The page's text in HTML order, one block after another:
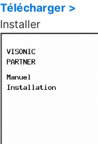
Télécharger >
Installer